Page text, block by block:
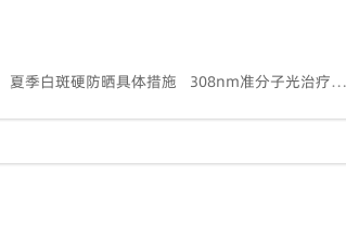
夏季白斑硬防晒具体措施 308nm准分子光治疗白癜风原理